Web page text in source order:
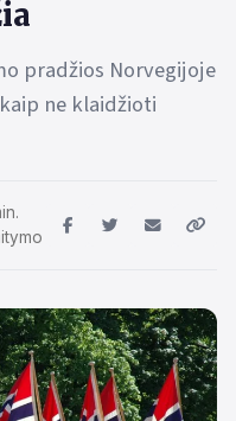
pradžios Norvegijoje
ne klaidžioti